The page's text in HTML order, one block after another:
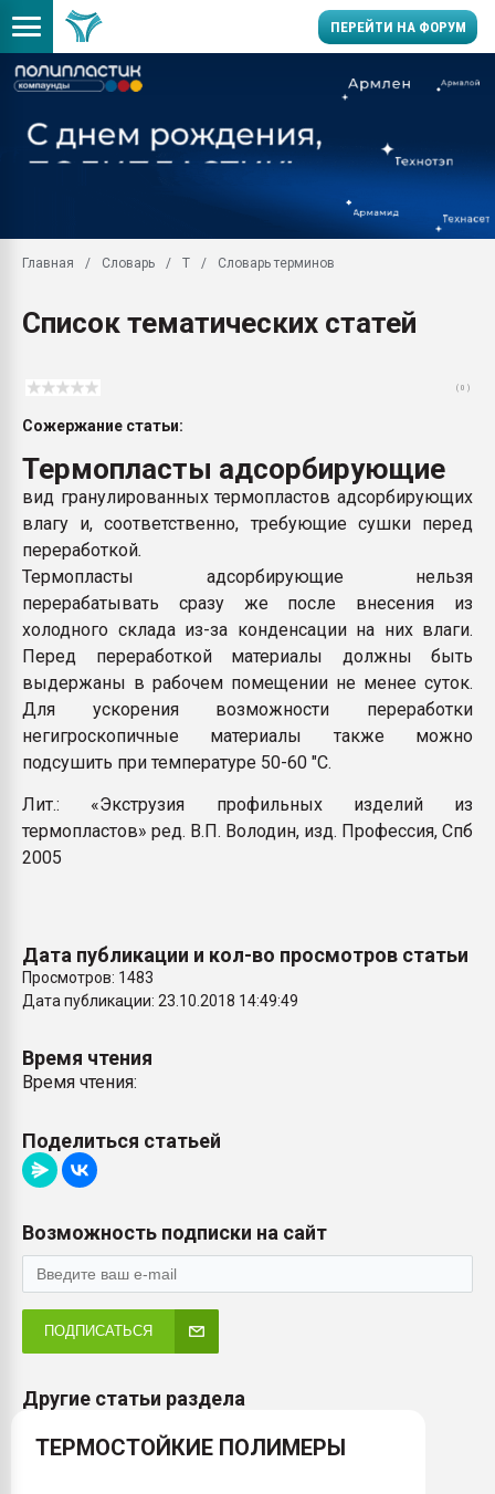
ПЕРЕЙТИ НА ФОРУМ
Вакуум-формовочные
ближайшее
28.07.2026
28.07.2026
ситуацией на
Продам отходы
поликарбоната и АБС-
ПЕРЕЙТИ НА
Главная Словарь Т Словарь терминов
Список тематических статей
( 0 )
Сожержание статьи:
Термопласты адсорбирующие
вид гранулированных термопластов адсорбирующих
влагу и, соответственно, требующие сушки перед
переработкой.
Термопласты адсорбирующие нельзя
перерабатывать сразу же после внесения из
холодного склада из-за конденсации на них влаги.
Перед переработкой материалы должны быть
выдержаны в рабочем помещении не менее суток.
Для ускорения возможности переработки
негигроскопичные материалы также можно
подсушить при температуре 50-60 "С.
Лит.: «Экструзия профильных изделий из
термопластов» ред. В.П. Володин, изд. Профессия, Спб
2005
Дата публикации и кол-во просмотров статьи
Просмотров: 1483
Дата публикации: 23.10.2018 14:49:49
Время чтения
Время чтения:
Поделиться статьей
Возможность подписки на сайт
ПОДПИСАТЬСЯ
Другие статьи раздела
ТЕРМОСТОЙКИЕ ПОЛИМЕРЫ